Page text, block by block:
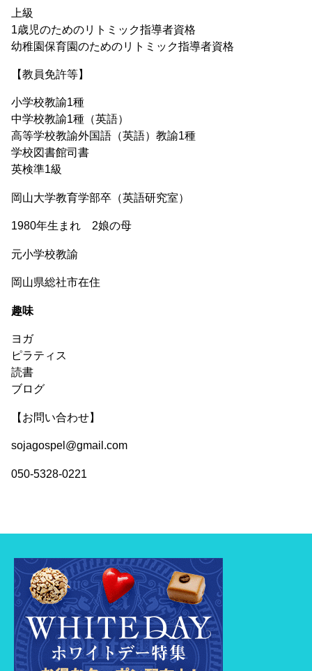
上級
1歳児のためのリトミック指導者資格
幼稚園保育園のためのリトミック指導者資格
【教員免許等】
小学校教諭1種
中学校教諭1種（英語）
高等学校教諭外国語（英語）教諭1種
学校図書館司書
英検準1級
岡山大学教育学部卒（英語研究室）
1980年生まれ 2娘の母
元小学校教諭
岡山県総社市在住
趣味
ヨガ
ピラティス
読書
ブログ
【お問い合わせ】
sojagospel@gmail.com
050-5328-0221